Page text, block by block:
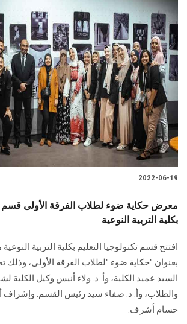
2022-06-19
معرض حكاية ضوء لطلاب الفرقة الأولى قسم
بكلية التربية النوعية
افتتح قسم تكنولوجيا التعليم بكلية التربية
بعنوان "حكاية ضوء "لطلاب الفرقة الأولى، وذلك
السيد عميد الكلية، وأ. د. ولاء أنيس وكيل الكلية
والطلاب، وأ. د. صفاء سيد رئيس القسم. وإشراف
حسام أشرف.